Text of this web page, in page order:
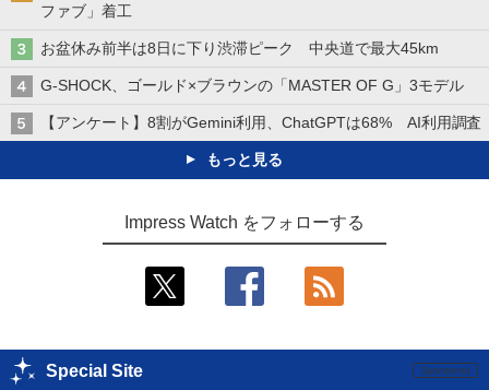
ファブ」着工
お盆休み前半は8日に下り渋滞ピーク 中央道で最大45km
G-SHOCK、ゴールド×ブラウンの「MASTER OF G」3モデル
【アンケート】8割がGemini利用、ChatGPTは68% AI利用調査
もっと見る
Impress Watch をフォローする
Special Site